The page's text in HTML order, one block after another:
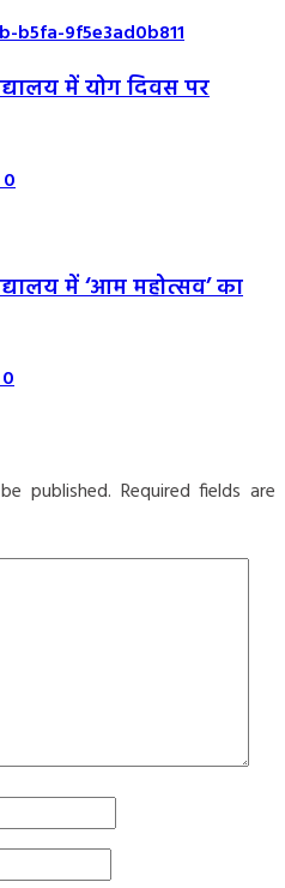
में योग दिवस पर
0
में ‘आम महोत्सव’ का
0
published. Required fields are